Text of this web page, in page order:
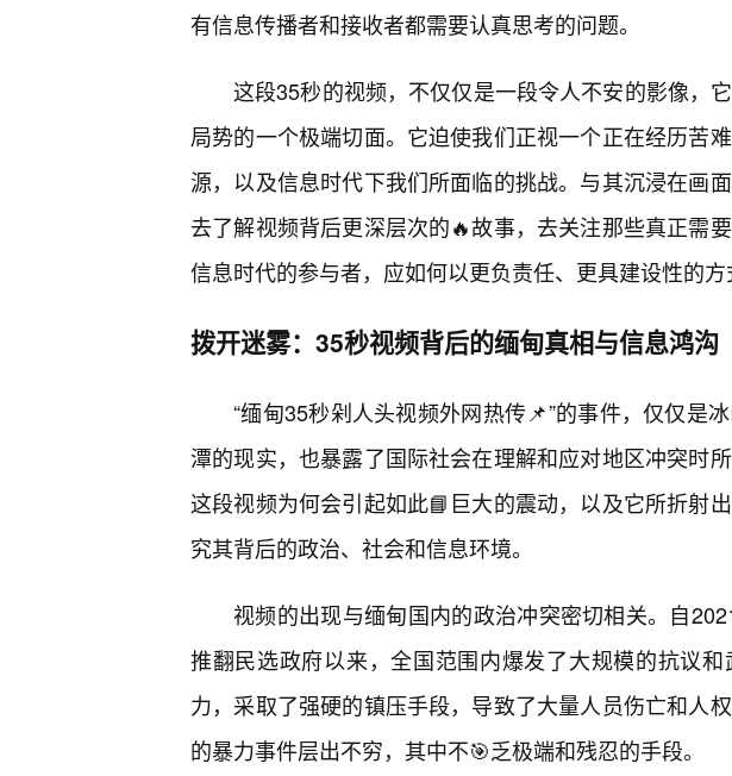
有信息传播者和接收者都需要认真思考的问题。
这段35秒的视频，不仅仅是一段令人不安的影像，
局势的一个极端切面。它迫使我们正视一个正在经历苦
源，以及信息时代下我们所面临的挑战。与其沉浸在画
去了解视频背后更深层次的🔥故事，去关注那些真正需
信息时代的参与者，应如何以更负责任、更具建设性的方
拨开迷雾：35秒视频背后的缅甸真相与信息鸿沟
“缅甸35秒剁人头视频外网热传📌”的事件，仅仅是
潭的现实，也暴露了国际社会在理解和应对地区冲突时
这段视频为何会引起如此📘巨大的震动，以及它所折射
究其背后的政治、社会和信息环境。
视频的出现与缅甸国内的政治冲突密切相关。自
推翻民选政府以来，全国范围内爆发了大规模的抗议
力，采取了强硬的镇压手段，导致了大量人员伤亡和人
的暴力事件层出不穷，其中不🎯乏极端和残忍的手段。